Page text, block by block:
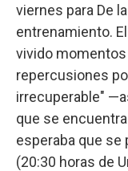
viernes para De
entrenamiento.
vivido
repercusiones
irrecuperable"
que se
esperaba que se
(20:30 horas de